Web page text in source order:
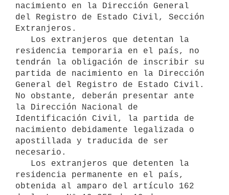
nacimiento en la Dirección General
del Registro de Estado Civil, Sección
Extranjeros.
residencia temporaria en el país, no
tendrán la obligación de inscribir su
partida de nacimiento en la Dirección
General del Registro de Estado Civil.
No obstante, deberán presentar ante
la Dirección Nacional de
Identificación Civil, la partida de
nacimiento debidamente legalizada o
apostillada y traducida de ser
necesario.
residencia permanente en el país,
obtenida al amparo del artículo 162